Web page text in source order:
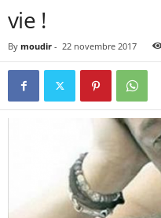
vie !
By moudir - 22 novembre 2017